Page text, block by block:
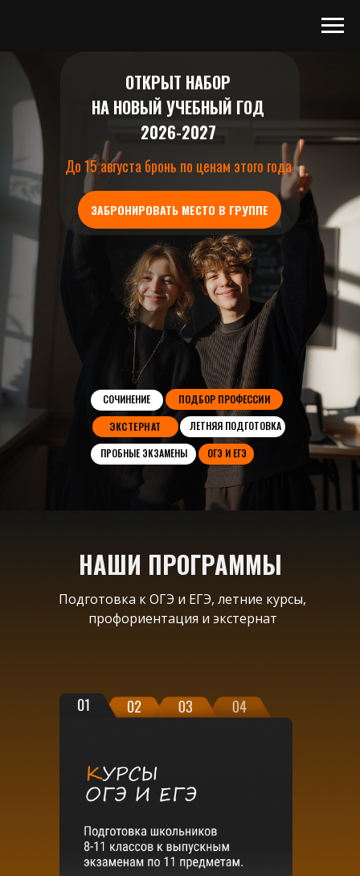
ЗАБРОНИРОВАТЬ МЕСТО В ГРУППЕ
ОТКРЫТ НАБОР
НА НОВЫЙ УЧЕБНЫЙ ГОД
2026-2027
ПРОБНЫЕ ЭКЗАМЕНЫ ОГЭ И ЕГЭ
СОЧИНЕНИЕ
ЛЕТНЯЯ ПОДГОТОВКА
ЭКСТЕРНАТ
ПОДБОР ПРОФЕССИИ
До 15 августа бронь по ценам этого года
НАШИ ПРОГРАММЫ
Подготовка к ОГЭ и ЕГЭ, летние курсы,
профориентация и экстернат